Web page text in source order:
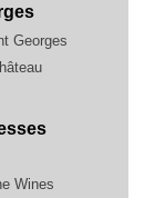
Georges
Wines